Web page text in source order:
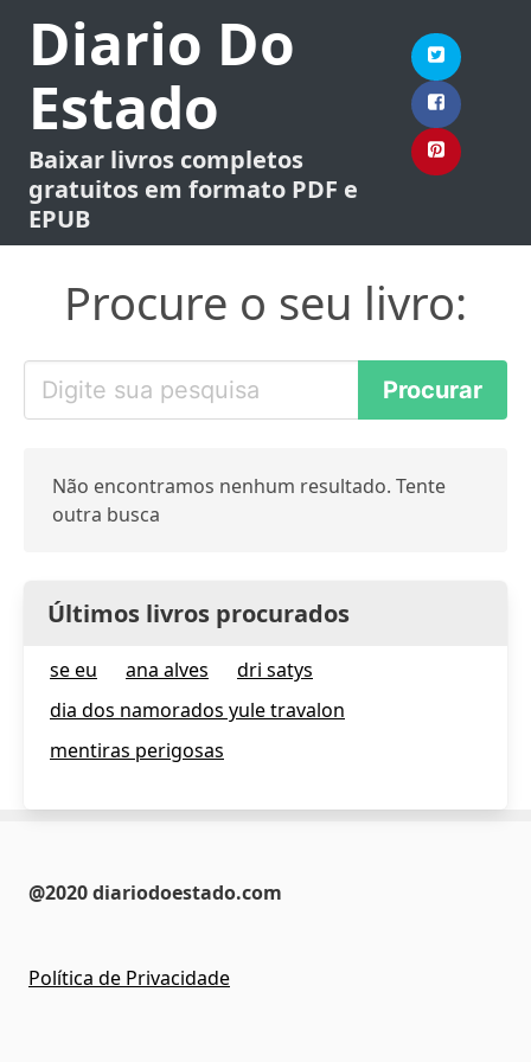
Diario Do
Estado
Baixar livros completos
gratuitos em formato PDF e
EPUB
Procure o seu livro:
Não encontramos nenhum resultado. Tente
outra busca
Últimos livros procurados
se eu ana alves
dri satys
dia dos namorados yule travalon
mentiras perigosas
@2020 diariodoestado.com
Política de Privacidade